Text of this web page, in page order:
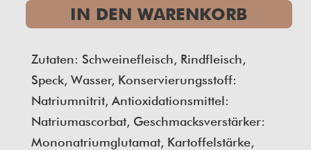
IN DEN WARENKORB
Zutaten: Schweinefleisch, Rindfleisch,
Speck, Wasser, Konservierungsstoff:
Natriumnitrit, Antioxidationsmittel:
Natriumascorbat, Geschmacksverstärker:
Mononatriumglutamat, Kartoffelstärke,